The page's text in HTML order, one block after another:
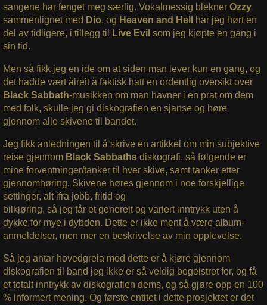
sangene har fenget meg særlig. Vokalmessig blekner Ozzy
sammenlignet med Dio, og Heaven and Hell
har jeg hørt en
del av tidligere, i tillegg til
Live Evil som jeg kjøpte en gang i
sin tid.
Men så fikk jeg en ide om at siden man lever kun en gang, og
det hadde vært ålreit å faktisk hatt en ordentlig oversikt over
Black Sabbath-musikken om man havner i en prat om dem
med folk, skulle jeg gi diskografien en sjanse og høre
gjennom alle skivene til bandet.
Jeg fikk anledningen til å skrive en artikkel om min subjektive
reise gjennom Black Sabbaths diskografi, så følgende er
mine forventninger/tanker til hver skive, samt tanker etter
gjennomhøring. Skivene høres gjennom i noe forskjellige
settinger, alt ifra jobb, fritid og
bilkjøring, så jeg får et generelt og variert inntrykk uten å
dykke for mye i dybden. Dette er ikke ment å være album-
anmeldelser, men mer en beskrivelse av min opplevelse.
Så jeg antar hovedgreia med dette er å kjøre gjennom
diskografien til band jeg ikke er så veldig begeistret for, og få
et totalt inntrykk av diskografien dems, og så gjøre opp en 100
% informert mening. Og første entitet i dette prosjektet er det